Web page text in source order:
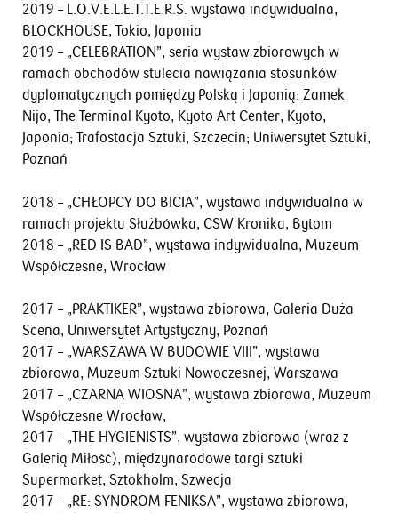
2019 – L.O.V.E.L.E.T.T.E.R.S. wystawa indywidualna,
BLOCKHOUSE, Tokio, Japonia
2019 – „CELEBRATION”, seria wystaw zbiorowych w
ramach obchodów stulecia nawiązania stosunków
dyplomatycznych pomiędzy Polską i Japonią: Zamek
Nijo, The Terminal Kyoto, Kyoto Art Center, Kyoto,
Japonia; Trafostacja Sztuki, Szczecin; Uniwersytet Sztuki,
Poznań
2018 – „CHŁOPCY DO BICIA”, wystawa indywidualna w
ramach projektu Służbówka, CSW Kronika, Bytom
2018 – „RED IS BAD”, wystawa indywidualna, Muzeum
Współczesne, Wrocław
2017 – „PRAKTIKER”, wystawa zbiorowa, Galeria Duża
Scena, Uniwersytet Artystyczny, Poznań
2017 – „WARSZAWA W BUDOWIE VIII”, wystawa
zbiorowa, Muzeum Sztuki Nowoczesnej, Warszawa
2017 – „CZARNA WIOSNA”, wystawa zbiorowa, Muzeum
Współczesne Wrocław,
2017 – „THE HYGIENISTS”, wystawa zbiorowa (wraz z
Galerią Miłość), międzynarodowe targi sztuki
Supermarket, Sztokholm, Szwecja
2017 – „RE: SYNDROM FENIKSA”, wystawa zbiorowa,